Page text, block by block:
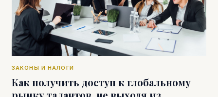
ЗАКОНЫ И НАЛОГИ
Как получить доступ к глобальному